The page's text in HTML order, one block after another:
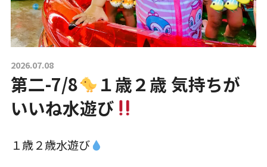
各園の紹介
草深こじか保育園
（幼保連携型認定こども園）
2026.07.08
第二-7/8
１歳２歳 気持ちが
いいね水遊び
１歳２歳水遊び